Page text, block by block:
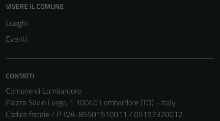
VIVERE IL COMUNE
Luoghi
Eventi
CONTATTI
Comune di Lombardore
Piazza Silvio Lurgo, 1 10040 Lombardore (TO) - Italy
Codice fiscale / P. IVA: 85501510011 / 05197320012